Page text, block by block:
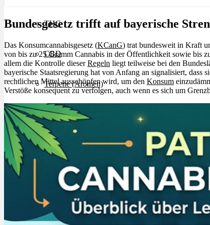
THC
CBD
Terpene (Aromen)
Krankheiten
Studien
Neue Sorten
Bundesgesetz trifft auf bayerische
Das Konsumcannabisgesetz (KCanG) trat bundesweit in Kraft
von bis zu 25 Gramm Cannabis in der Öffentlichkeit sowie bis
allem die Kontrolle dieserRegeln liegt teilweise bei den
bayerische Staatsregierung hat von Anfang an signalisiert,
rechtlichen Mittel ausschöpfen wird, um den Konsum
Verstöße konsequent zu verfolgen, auch wenn es sich um